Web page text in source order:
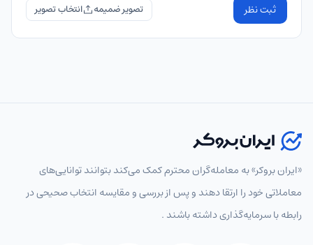
ثبت نظر تصویر ضمیمه
«ایران بروکر» به معامله‌گران محترم کمک می‌کند بتوانند توانایی‌های
معاملاتی خود را ارتقا دهند و پس از بررسی و مقایسه انتخاب‌ صحیحی در
رابطه با سرمایه‌گذاری داشته باشند .